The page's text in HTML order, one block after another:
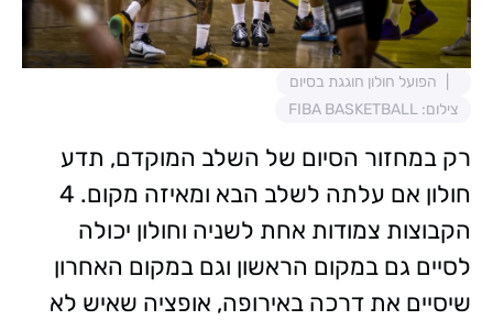
הפועל חולון חוגגת בסיום
צילום: FIBA BASKETBALL
רק במחזור הסיום של השלב המוקדם, תדע
חולון אם עלתה לשלב הבא ומאיזה מקום. 4
הקבוצות צמודות אחת לשניה וחולון יכולה
לסיים גם במקום הראשון וגם במקום האחרון
שיסיים את דרכה באירופה, אופציה שאיש לא